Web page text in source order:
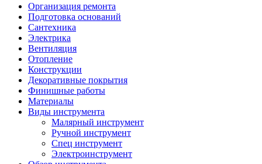
Организация ремонта
Подготовка оснований
Сантехника
Электрика
Вентиляция
Отопление
Конструкции
Декоративные покрытия
Финишные работы
Материалы
Виды инструмента
Малярный инструмент
Ручной инструмент
Спец инструмент
Электроинструмент